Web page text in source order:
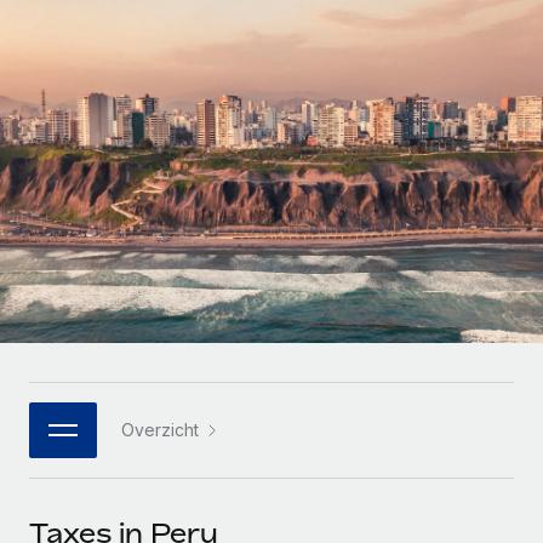
Zzp'ers internationaal onboarden en beheren
Ingewikkelde HR-taken eenvoudig uitbesteden
INFRASTRUCTUUR
Remote Embedded
HR naadloos in workflows integreren
Platform
Ingebouwde essentiële HR-functies voor je team
Integraties
Start-ups
Flexibele global HR en payroll solutions voor groeiende
bedrijven
Mid-market
Teams uitbreiden met HR solutions op maat
Enterprise
Global HR voor grote bedrijven
WERK MET ONS SAMEN
Strategische technologiepartners
Een partner worden
Ontdek valuta-opties en betaalsnelheden voor
LEREN MET REMOTE
Onderzoek en gidsen
Casestudy's
HR-woordenlijst
Checklists en templates
Webinars
Français
Deutsch
Español
Italiano
Português (Portugal)
日本語
한국어
Inloggen
Overzicht
Taxes in Peru